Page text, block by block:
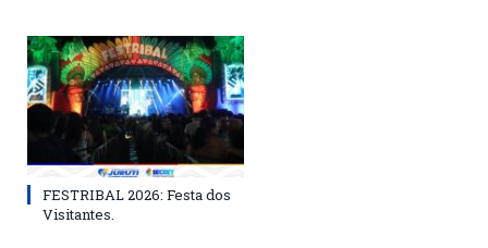
FESTRIBAL 2026: Festa dos
Visitantes.